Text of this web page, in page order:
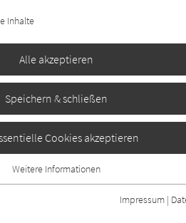
Verlage Magazin
Inhalte
Alle akzeptieren
Speichern & schließen
Cookies akzeptieren
für grundlegende Funktionen der Webseite
dass die Webseite einwandfrei
Weitere Informationen
Impressum |